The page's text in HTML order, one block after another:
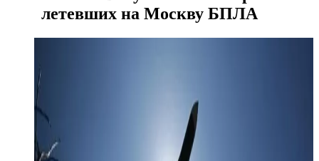
летевших на Москву БПЛА